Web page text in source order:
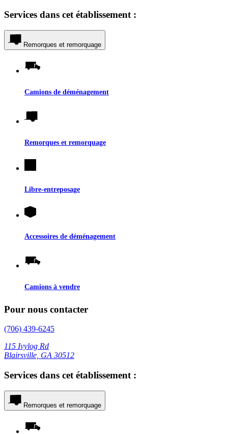
Services dans cet établissement :
Remorques et remorquage
Camions de déménagement
Remorques et remorquage
Libre-entreposage
Accessoires de déménagement
Camions à vendre
Pour nous contacter
(706) 439-6245
115 Ivylog Rd
Blairsville, GA 30512
Services dans cet établissement :
Remorques et remorquage